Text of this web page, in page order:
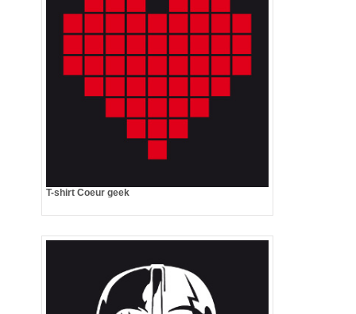
T-shirt Coeur geek